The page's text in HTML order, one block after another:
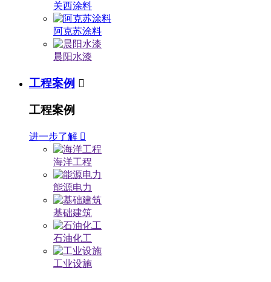
关西涂料
阿克苏涂料
晨阳水漆
工程案例 
工程案例
进一步了解 
海洋工程
能源电力
基础建筑
石油化工
工业设施